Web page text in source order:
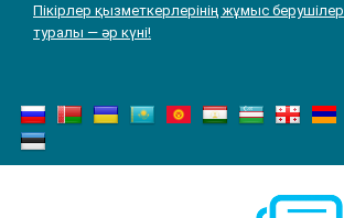
Пікірлер қызметкерлерінің жұмыс берушілер
туралы — әр күні!